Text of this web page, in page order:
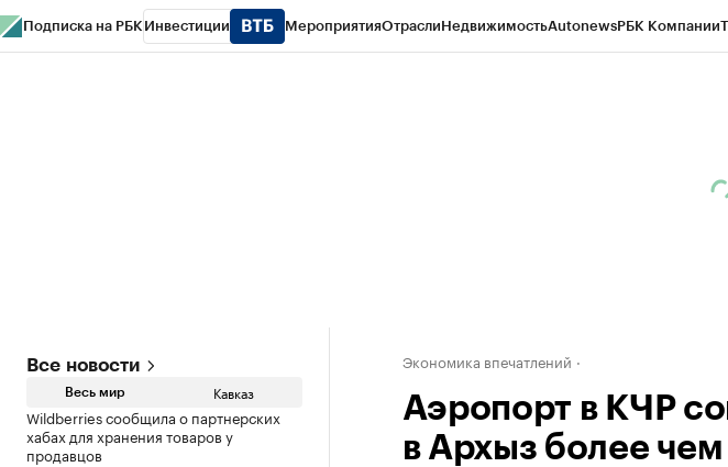
Подписка на РБК Инвестиции МероприятияОтраслиНедвижимостьAutonewsРБК Компании
Все новости
Весь мир Кавказ
Wildberries сообщила о партнерских
хабах для хранения товаров у
продавцов
Экономика впечатлений
Аэропорт в КЧР
в Архыз более чем